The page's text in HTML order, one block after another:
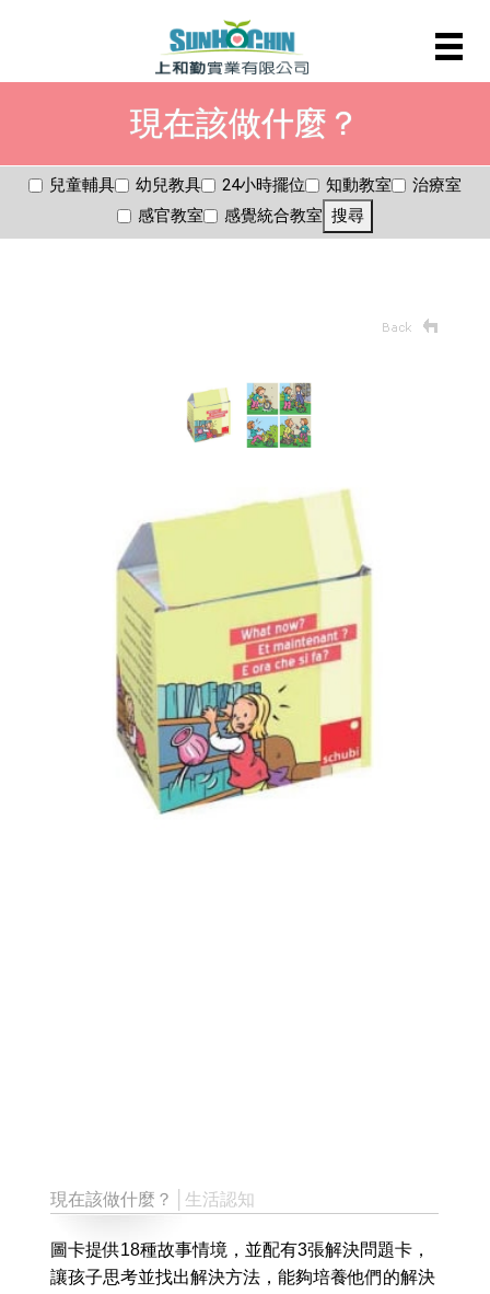
現在該做什麼？
兒童輔具 幼兒教具 24小時擺位 知動教室
治療室
感官教室
感覺統合教室 搜尋
現在該做什麼？ │生活認知
圖卡提供18種故事情境，並配有3張解決問題卡，
讓孩子思考並找出解決方法，能夠培養他們的解決